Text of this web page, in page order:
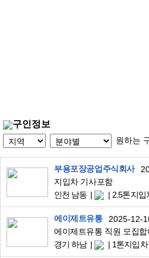
구인정보
원하는
부용포장공업주식회사
지입차 기사포함
인천 남동
2.5톤지입
에이제트유통
2025-12-
에이제트유통 직원 모집합
경기 하남
1톤지입차